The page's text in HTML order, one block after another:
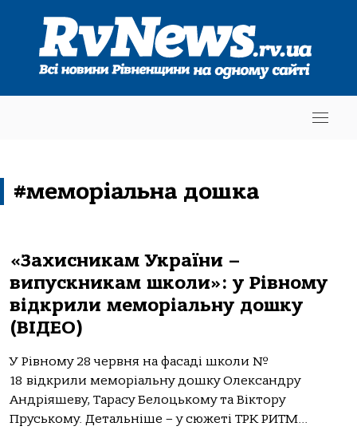
#меморіальна дошка
«Захисникам України –
випускникам школи»: у Рівному
відкрили меморіальну дошку
(ВІДЕО)
У Рівному 28 червня на фасаді школи №
18 відкрили меморіальну дошку Олександру
Андріяшеву, Тарасу Белоцькому та Віктору
Пруському. Детальніше – у сюжеті ТРК РИТМ...